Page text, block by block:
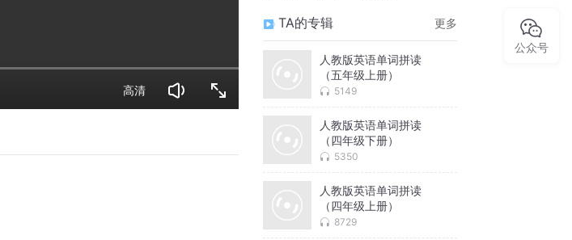
高清
TA的专辑 更多
人教版英语单词拼读
（五年级上册）
5149
人教版英语单词拼读
（四年级下册）
5350
人教版英语单词拼读
（四年级上册）
8729
公众号